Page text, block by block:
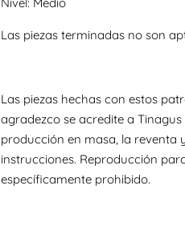
Las piezas terminadas no son
Las piezas hechas con estos
agradezco se acredite a
producción en masa, la reventa
instrucciones. Reproducción
específicamente prohibido.